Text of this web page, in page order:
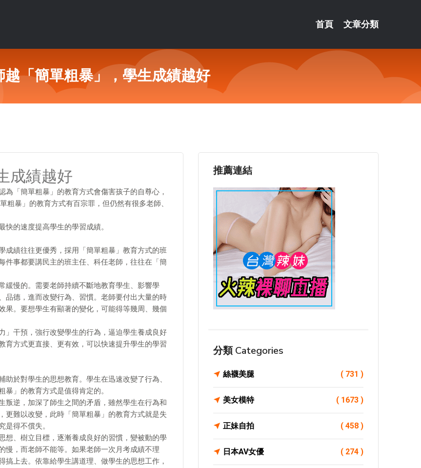
首頁 文章分類
越「簡單粗暴」，學生成績越好
成績越好
「簡單粗暴」的教育方式會傷害孩子的自尊心，
暴」的教育方式有百宗罪，但仍然有很多老師、
的速度提高學生的學習成績。
績往往更優秀，採用「簡單粗暴」教育方式的班
件事都要講民主的班主任、科任老師，往往在「簡
慢的。需要老師持續不斷地教育學生、影響學
品德，進而改變行為、習慣。老師要付出大量的時
果。要想學生有顯著的變化，可能得等幾周、幾個
干預，強行改變學生的行為，逼迫學生養成良好
育方式更直接、更有效，可以快速提升學生的學習
於對學生的思想教育。學生在迅速改變了行為、
」的教育方式是值得肯定的。
逆，加深了師生之間的矛盾，雖然學生在行為和
更難以改變，此時「簡單粗暴」的教育方式就是失
是得不償失。
、樹立目標，逐漸養成良好的習慣，變被動的學
慢，而老師不能等。如果老師一次月考成績不理
上去。依靠給學生講道理、做學生的思想工作，
推薦連結
分類 Categories
絲襪美腿 ( 731 )
美女模特 ( 1673 )
正妹自拍 ( 458 )
日本AV女優 ( 274 )